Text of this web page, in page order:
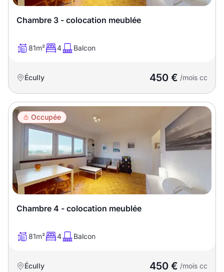
Chambre 3 - colocation meublée
81m² 4 Balcon
Écully 450 € /mois cc
Occupée
Chambre 4 - colocation meublée
81m² 4 Balcon
Écully 450 € /mois cc